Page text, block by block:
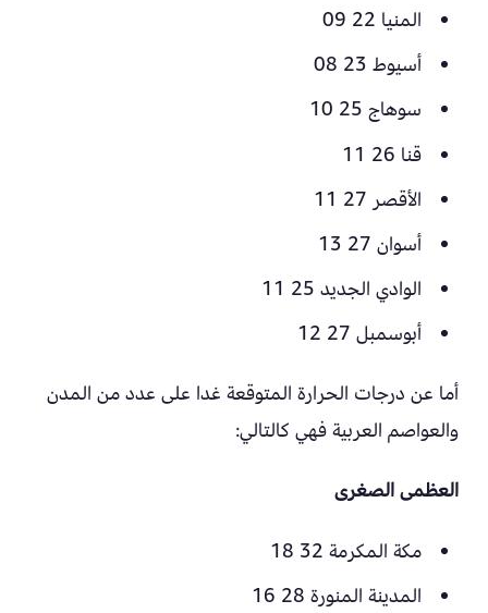
المنيا 22 09
أسيوط 23 08
سوهاج 25 10
قنا 26 11
الأقصر 27 11
أسوان 27 13
الوادي الجديد 25 11
أبوسمبل 27 12
أما عن درجات الحرارة المتوقعة غدا على عدد من المدن
والعواصم العربية فهي كالتالي:
العظمى الصغرى
مكة المكرمة 32 18
المدينة المنورة 28 16